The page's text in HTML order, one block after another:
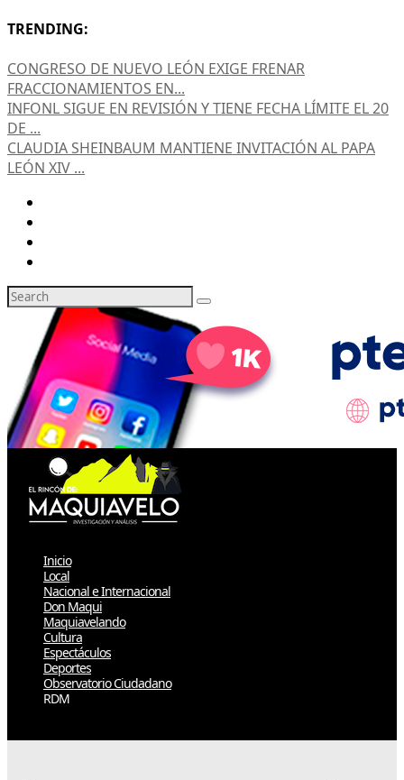
TRENDING:
CONGRESO DE NUEVO LEÓN EXIGE FRENAR
FRACCIONAMIENTOS EN...
INFONL SIGUE EN REVISIÓN Y TIENE FECHA LÍMITE EL 20
DE ...
CLAUDIA SHEINBAUM MANTIENE INVITACIÓN AL PAPA
LEÓN XIV ...
Inicio
Local
Nacional e Internacional
Don Maqui
Maquiavelando
Cultura
Espectáculos
Deportes
Observatorio Ciudadano
RDM